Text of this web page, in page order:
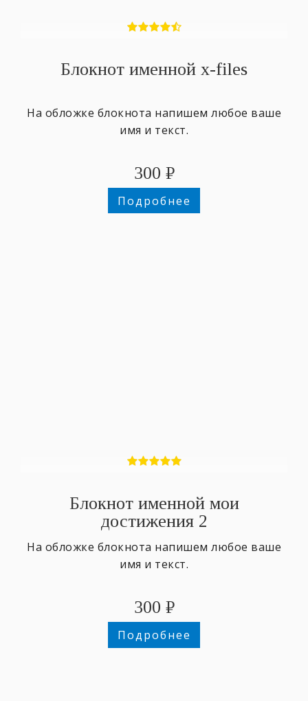
Блокнот именной x-files
На обложке блокнота напишем любое ваше
имя и текст.
300 ₽
Подробнее
Блокнот именной мои
достижения 2
На обложке блокнота напишем любое ваше
имя и текст.
300 ₽
Подробнее